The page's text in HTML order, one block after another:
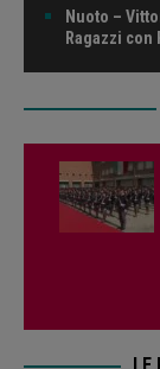
Nuoto –
Ragazzi con